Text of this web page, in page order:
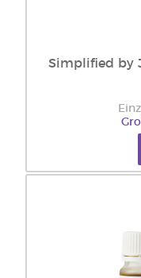
Simplified by